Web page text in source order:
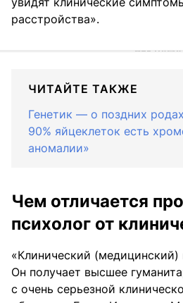
расстройства».
ЧИТАЙТЕ ТАКЖЕ
Генетик — о поздних
90% яйцеклеток есть
аномалии»
Чем отличается
психолог от
«Клинический
Он получает высшее
с очень серьезной